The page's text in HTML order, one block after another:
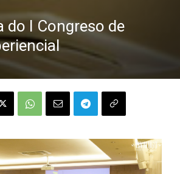
do I Congreso de